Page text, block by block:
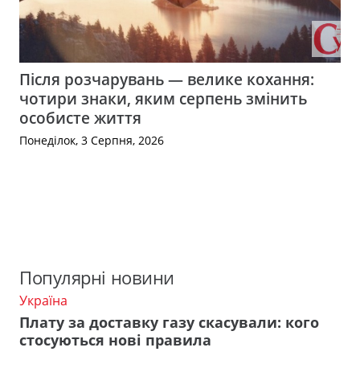
Після розчарувань — велике кохання:
чотири знаки, яким серпень змінить
особисте життя
Понеділок, 3 Серпня, 2026
Популярні новини
Україна
Плату за доставку газу скасували: кого
стосуються нові правила